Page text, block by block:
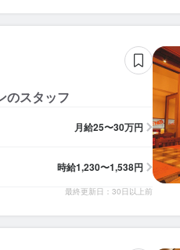
のスタッフ
月給25〜30万円
時給1,230〜1,538円
最終更新日：30日以上前